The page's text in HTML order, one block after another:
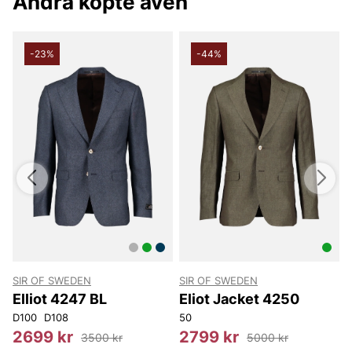
-23%
SIR OF SWEDEN
Elliot 4247 BL
D100 D108
2699 kr 3500 kr
-44%
SIR OF SWEDEN
Eliot Jacket 4250
50
2799 kr 5000 kr